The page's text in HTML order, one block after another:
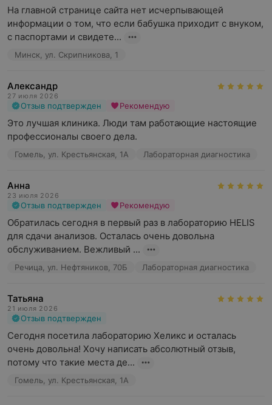
На главной странице сайта нет исчерпывающей
информации о том, что если бабушка приходит с внуком,
с паспортами и свидете...
Минск, ул. Скрипникова, 1
Александр
27 июля 2026
Отзыв подтвержден Рекомендую
Это лучшая клиника. Люди там работающие настоящие
профессионалы своего дела.
Гомель, ул. Крестьянская, 1А Лабораторная диагностика
Анна
23 июля 2026
Отзыв подтвержден Рекомендую
Обратилась сегодня в первый раз в лабораторию HELIS
для сдачи анализов. Осталась очень довольна
обслуживанием. Вежливый ...
Речица, ул. Нефтяников, 70Б Лабораторная диагностика
Татьяна
21 июля 2026
Отзыв подтвержден
Сегодня посетила лабораторию Хеликс и осталась
очень довольна! Хочу написать абсолютный отзыв,
потому что такие места де...
Гомель, ул. Крестьянская, 1А